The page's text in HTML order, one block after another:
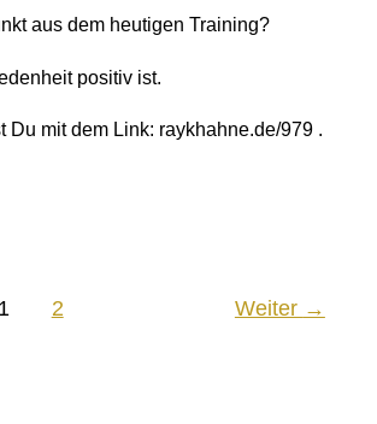
aus dem heutigen Training?
positiv ist.
Du mit dem Link: raykhahne.de/979 .
1 2 Weiter →